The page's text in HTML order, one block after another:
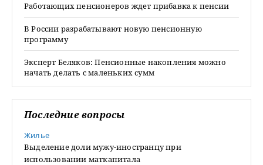
Работающих пенсионеров ждет прибавка к пенсии
В России разрабатывают новую пенсионную
программу
Эксперт Беляков: Пенсионные накопления можно
начать делать с маленьких сумм
Последние вопросы
Жилье
Выделение доли мужу-иностранцу при
использовании маткапитала